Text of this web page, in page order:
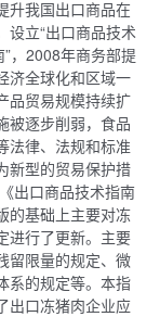
升我国出口商品在
设立“出口商品技术
，2008年商务部提
济全球化和区域一
品贸易规模持续扩
被逐步削弱，食品
法律、法规和标准
新型的贸易保护措
出口商品技术指南
的基础上主要对冻
进行了更新。主要
留限量的规定、微
系的规定等。本指
出口冻猪肉企业应